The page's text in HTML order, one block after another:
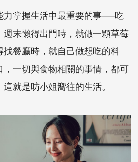
力掌握生活中最重要的事──吃
末懶得出門時，就做一顆草莓
餐廳時，就自己做想吃的料
一切與食物相關的事情，都可
就是昉小姐嚮往的生活。